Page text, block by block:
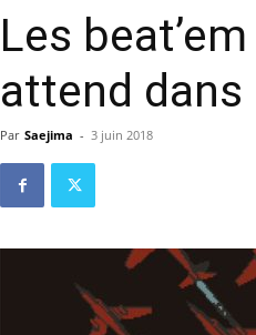
Les
attend dans
Par Saejima - 3 juin 2018